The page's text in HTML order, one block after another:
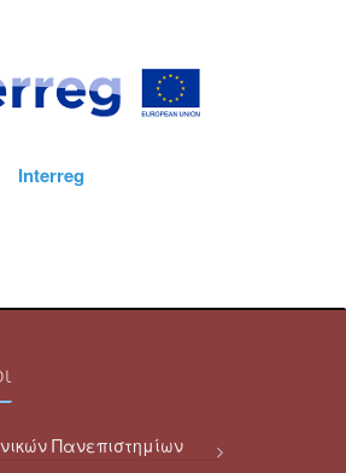
Πανεπιστημίων